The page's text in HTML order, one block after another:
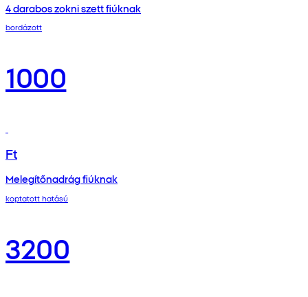
4 darabos zokni szett fiúknak
bordázott
1000
Ft
Melegítőnadrág fiúknak
koptatott hatású
3200